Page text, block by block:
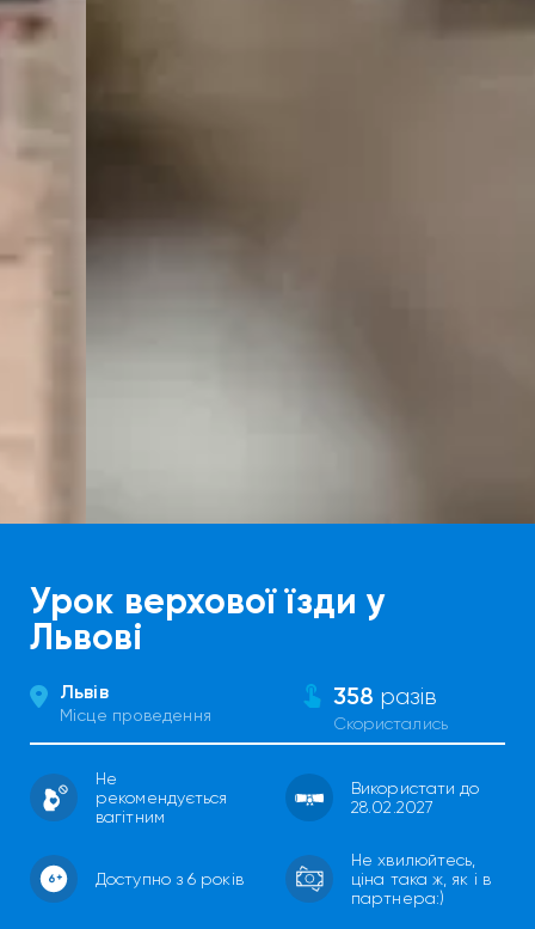
Урок верхової їзди у
Львові
Львів
Місце проведення
358 разів
Скористались
Не
рекомендується
вагітним
Використати до
28.02.2027
Доступно з 6 років
Не хвилюйтесь,
ціна така ж, як і в
партнера:)